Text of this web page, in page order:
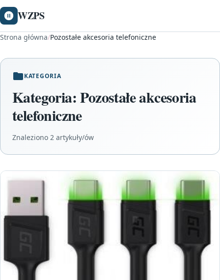
WZPS
Strona główna/Pozostałe akcesoria telefoniczne
KATEGORIA
Kategoria:Pozostałe akcesoria
telefoniczne
Znaleziono 2 artykuły/ów